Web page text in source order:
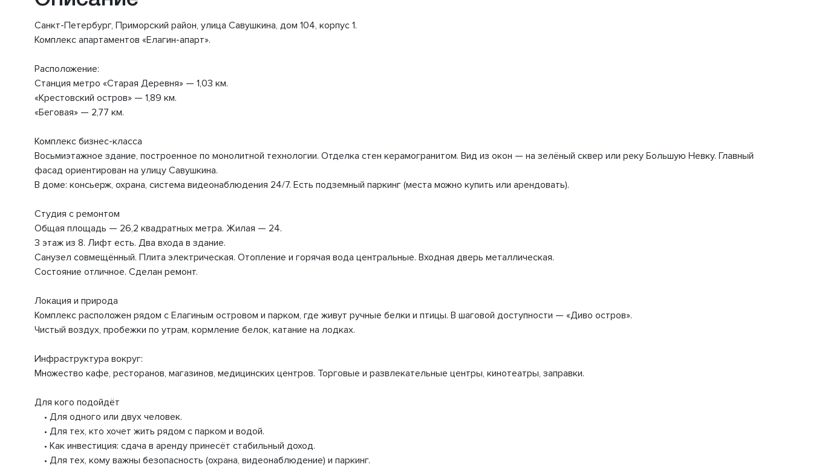
Санкт-Петербург, Приморский район, улица Савушкина, дом 104, корпус 1.
Комплекс апартаментов «Елагин-апарт».
Расположение:
Станция метро «Старая Деревня» — 1,03 км.
«Крестовский остров» — 1,89 км.
«Беговая» — 2,77 км.
Комплекс бизнес-класса
Восьмиэтажное здание, построенное по монолитной технологии. Отделка стен керамогранитом. Вид из окон — на зелёный сквер или реку Большую Невку. Главный
фасад ориентирован на улицу Савушкина.
В доме: консьерж, охрана, система видеонаблюдения 24/7. Есть подземный паркинг (места можно купить или арендовать).
Студия с ремонтом
Общая площадь — 26,2 квадратных метра. Жилая — 24.
3 этаж из 8. Лифт есть. Два входа в здание.
Санузел совмещённый. Плита электрическая. Отопление и горячая вода центральные. Входная дверь металлическая.
Состояние отличное. Сделан ремонт.
Локация и природа
Комплекс расположен рядом с Елагиным островом и парком, где живут ручные белки и птицы. В шаговой доступности — «Диво остров».
Чистый воздух, пробежки по утрам, кормление белок, катание на лодках.
Инфраструктура вокруг:
Множество кафе, ресторанов, магазинов, медицинских центров. Торговые и развлекательные центры, кинотеатры, заправки.
Для кого подойдёт
• Для одного или двух человек.
• Для тех, кто хочет жить рядом с парком и водой.
• Как инвестиция: сдача в аренду принесёт стабильный доход.
• Для тех, кому важны безопасность (охрана, видеонаблюдение) и паркинг.